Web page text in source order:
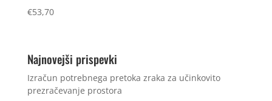
€53,70
Najnovejši prispevki
Izračun potrebnega pretoka zraka za učinkovito
prezračevanje prostora